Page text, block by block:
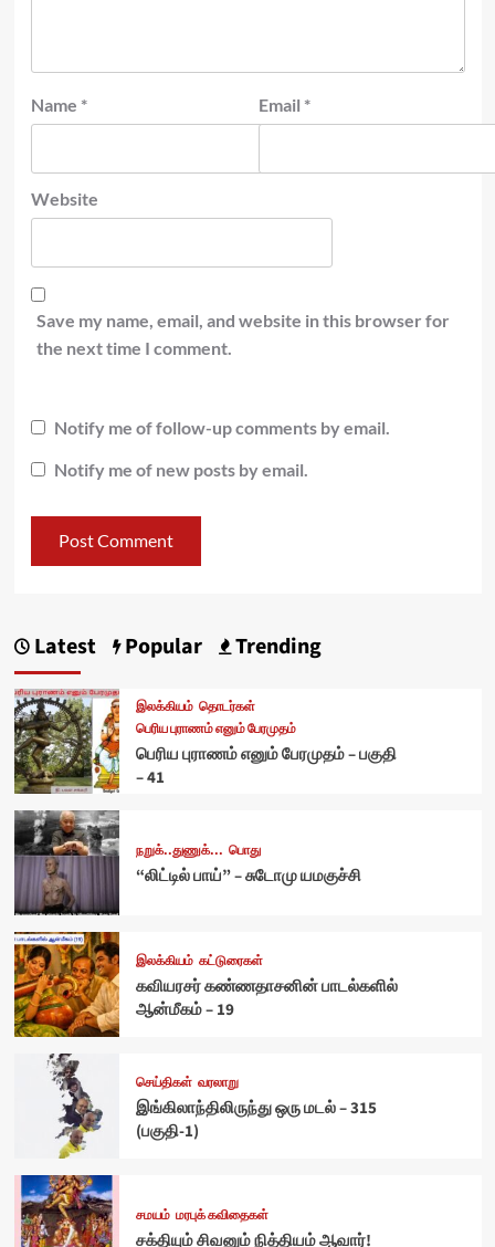
Name * Email *
Website
Save my name, email, and website in this browser for
the next time I comment.
Notify me of follow-up comments by email.
Notify me of new posts by email.
Latest Popular Trending
இலக்கியம் தொடர்கள்
பெரிய புராணம் எனும் பேரமுதம்
பெரிய புராணம் எனும் பேரமுதம் – பகுதி
– 41
நறுக்..துணுக்... பொது
“லிட்டில் பாய்” – சுடோமு யமகுச்சி
இலக்கியம் கட்டுரைகள்
கவியரசர் கண்ணதாசனின் பாடல்களில்
ஆன்மீகம் – 19
செய்திகள் வரலாறு
இங்கிலாந்திலிருந்து ஒரு மடல் – 315
(பகுதி-1)
சமயம் மரபுக் கவிதைகள்
சக்தியும் சிவனும் நித்தியம் ஆவார்!